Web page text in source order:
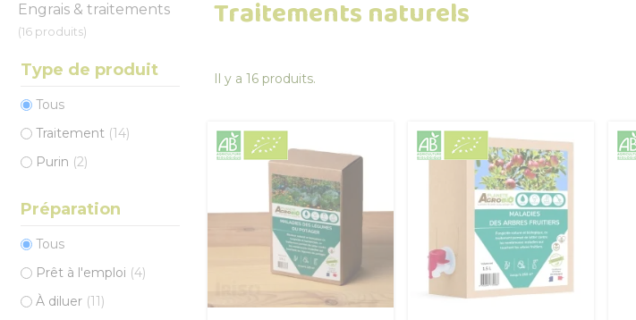
Engrais & traitements
(16 produits)
Type de produit
Tous
Traitement (14)
Purin (2)
Préparation
Tous
Prêt à l'emploi (4)
À diluer (11)
Traitements naturels
Il y a 16 produits.